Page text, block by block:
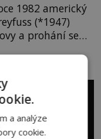
1982 americký
(*1947)
a prohání se
utržený ze
když to Dreyfuss
Tímto
a analýze
cookie.